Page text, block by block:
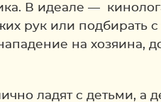
В идеале —
рук или подбирать
на хозяина,
ладят с детьми, а